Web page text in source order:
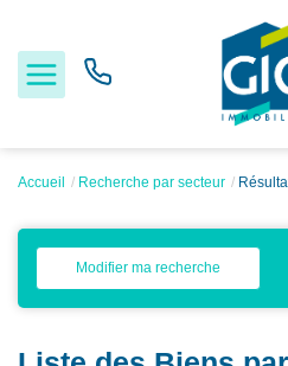
Acheter
Louer
Accueil Recherche par secteur
Modifier ma recherche